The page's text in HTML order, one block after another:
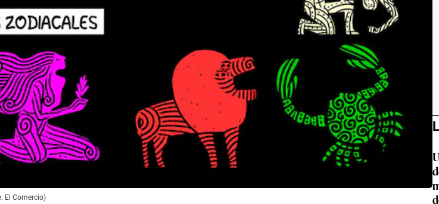
El Comercio)